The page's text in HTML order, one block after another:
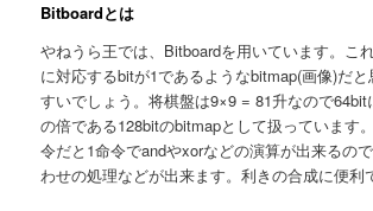
Bitboardとは
やねうら王では、Bitboardを用いています。こ
に対応するbitが1であるようなbitmap(画像)だ
すいでしょう。将棋盤は9×9 = 81升なので64bit
の倍である128bitのbitmapとして扱っています
令だと1命令でandやxorなどの演算が出来るの
わせの処理などが出来ます。利きの合成に便利